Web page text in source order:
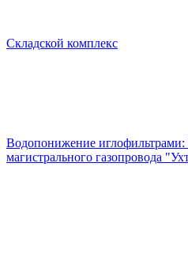
Складской комплекс
Водопонижение иглофильтрами:
магистрального газопровода